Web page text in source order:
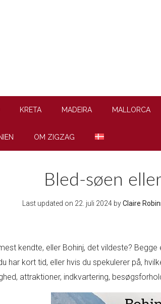
KRETA MADEIRA MALLORCA
OM ZIGZAG
Bled-søen
Last updated on 22. juli 2024 byClaire
kendte, eller Bohinj, det vildeste?
har kort tid, eller hvis du spekulerer på,
attraktioner, indkvartering,